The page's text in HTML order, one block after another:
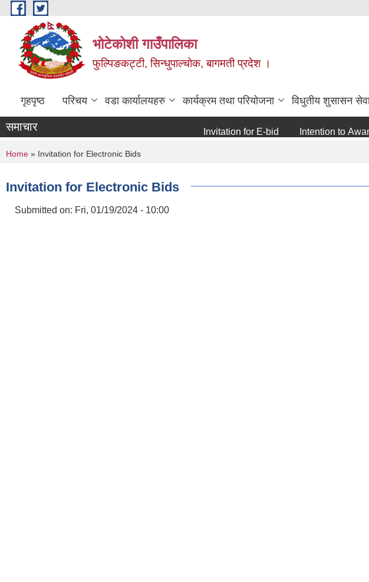
Skip to main content
भोटेकोशी गाउँपालिका
फुल्पिङकट्टी, सिन्धुपाल्चोक, बागमती प्रदेश ।
गृहपृष्ठ परिचय वडा कार्यालयहरु कार्यक्रम तथा परियोजना विधुतीय शुसासन
समाचार Invitation for E-bid Intention to Award
You are here
Home » Invitation for Electronic Bids
Invitation for Electronic Bids
Submitted on: Fri, 01/19/2024 - 10:00